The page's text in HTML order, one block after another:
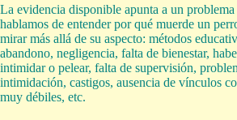
La evidencia disponible apunta a un
hablamos de entender por qué muerde un
mirar más allá de su aspecto: métodos
abandono, negligencia, falta de bienestar,
intimidar o pelear, falta de supervisión,
intimidación, castigos, ausencia de vínculos
muy débiles, etc.